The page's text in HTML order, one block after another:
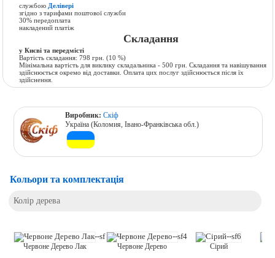
службою Делівері
згідно з тарифами поштової служби
30% передоплата
накладений платіж
Складання
у Києві та передмісті
Вартість складання:798 грн. (10 %)
Мінімальна вартість для виклику складальника - 500 грн. Складання та навішування
здійснюється окремо від доставки. Оплата цих послуг здійснюється після їх
здійснення.
Виробник:Скіф
Україна (Коломия, Івано-Франківська обл.)
Кольори та комплектація
Колір дерева
Червоне Дерево Лак Червоне Дерево Сірий